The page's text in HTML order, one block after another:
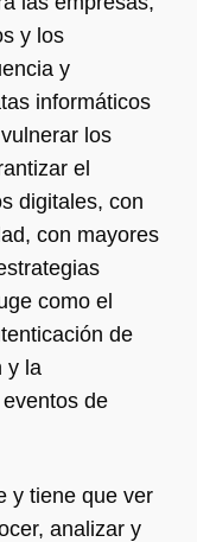
y los
y
informáticos
los
el
digitales, con
con mayores
como el
de
y la
de
y tiene que ver
analizar y